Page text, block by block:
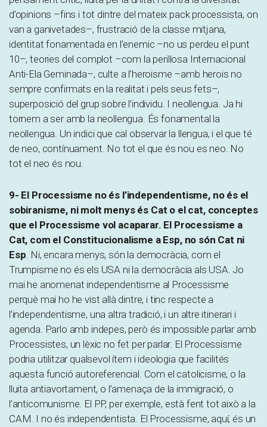
d’opinions –fins i tot dintre del mateix pack processista, on
van a ganivetades–, frustració de la classe mitjana,
identitat fonamentada en l’enemic –no us perdeu el punt
10–, teories del complot –com la perillosa Internacional
Anti-Ela Geminada–, culte a l’heroisme –amb herois no
sempre confirmats en la realitat i pels seus fets–,
superposició del grup sobre l’individu. I neollengua. Ja hi
tornem a ser amb la neollengua. És fonamental la
neollengua. Un indici que cal observar la llengua, i el que té
de neo, contínuament. No tot el que és nou es neo. No
tot el neo és nou.
9- El Processisme no és l’independentisme, no és el
sobiranisme, ni molt menys és Cat o el cat, conceptes
que el Processisme vol acaparar. El Processisme a
Cat, com el Constitucionalisme a Esp, no són Cat ni
Esp. Ni, encara menys, són la democràcia, com el
Trumpisme no és els USA ni la democràcia als USA. Jo
mai he anomenat independentisme al Processisme
perquè mai ho he vist allà dintre, i tinc respecte a
l’independentisme, una altra tradició, i un altre itinerari i
agenda. Parlo amb indepes, però és impossible parlar amb
Processistes, un lèxic no fet per parlar. El Processisme
podria utilitzar qualsevol ítem i ideologia que facilités
aquesta funció autoreferencial. Com el catolicisme, o la
lluita antiavortament, o l’amenaça de la immigració, o
l’anticomunisme. El PP, per exemple, està fent tot això a la
CAM. I no és independentista. El Processisme, aquí, és un